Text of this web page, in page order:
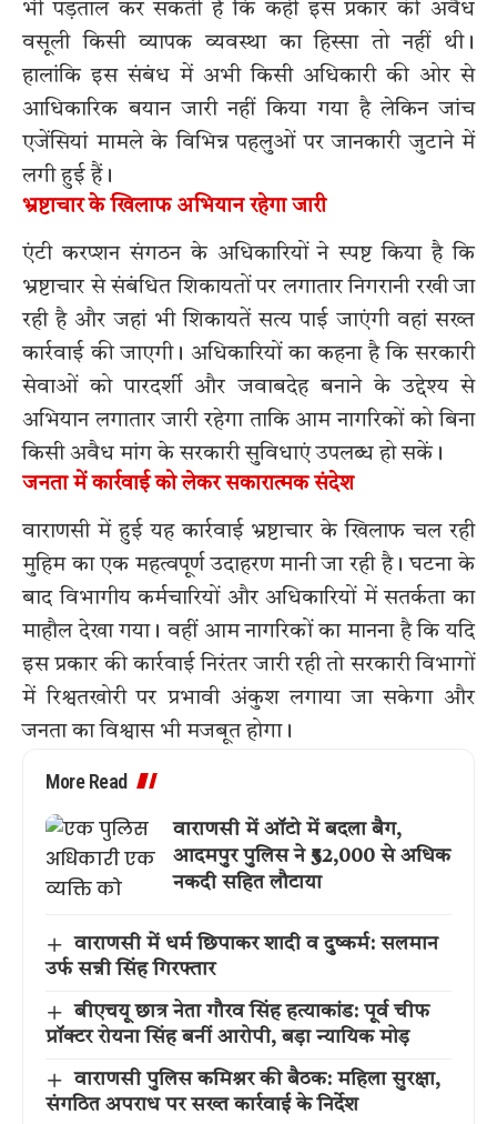
भी पड़ताल कर सकती हैं कि कहीं इस प्रकार की अवैध
वसूली किसी व्यापक व्यवस्था का हिस्सा तो नहीं थी।
हालांकि इस संबंध में अभी किसी अधिकारी की ओर से
आधिकारिक बयान जारी नहीं किया गया है लेकिन जांच
एजेंसियां मामले के विभिन्न पहलुओं पर जानकारी जुटाने में
लगी हुई हैं।
भ्रष्टाचार के खिलाफ अभियान रहेगा जारी
एंटी करप्शन संगठन के अधिकारियों ने स्पष्ट किया है कि
भ्रष्टाचार से संबंधित शिकायतों पर लगातार निगरानी रखी जा
रही है और जहां भी शिकायतें सत्य पाई जाएंगी वहां सख्त
कार्रवाई की जाएगी। अधिकारियों का कहना है कि सरकारी
सेवाओं को पारदर्शी और जवाबदेह बनाने के उद्देश्य से
अभियान लगातार जारी रहेगा ताकि आम नागरिकों को बिना
किसी अवैध मांग के सरकारी सुविधाएं उपलब्ध हो सकें।
जनता में कार्रवाई को लेकर सकारात्मक संदेश
वाराणसी में हुई यह कार्रवाई भ्रष्टाचार के खिलाफ चल रही
मुहिम का एक महत्वपूर्ण उदाहरण मानी जा रही है। घटना के
बाद विभागीय कर्मचारियों और अधिकारियों में सतर्कता का
माहौल देखा गया। वहीं आम नागरिकों का मानना है कि यदि
इस प्रकार की कार्रवाई निरंतर जारी रही तो सरकारी विभागों
में रिश्वतखोरी पर प्रभावी अंकुश लगाया जा सकेगा और
जनता का विश्वास भी मजबूत होगा।
More Read
वाराणसी में ऑटो में बदला बैग,
आदमपुर पुलिस ने ₹52,000 से अधिक
नकदी सहित लौटाया
वाराणसी में धर्म छिपाकर शादी व दुष्कर्म: सलमान
उर्फ सन्नी सिंह गिरफ्तार
बीएचयू छात्र नेता गौरव सिंह हत्याकांड: पूर्व चीफ
प्रॉक्टर रोयना सिंह बनीं आरोपी, बड़ा न्यायिक मोड़
वाराणसी पुलिस कमिश्नर की बैठक: महिला सुरक्षा,
संगठित अपराध पर सख्त कार्रवाई के निर्देश